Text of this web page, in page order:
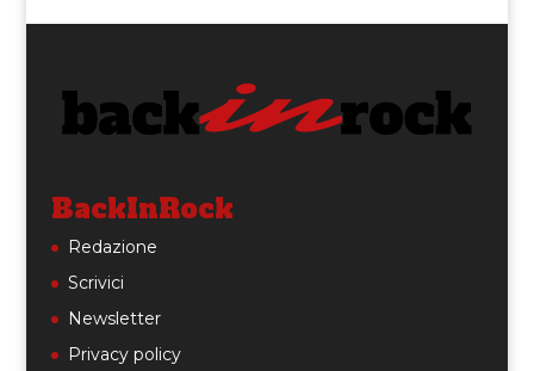
BackInRock
Redazione
Scrivici
Newsletter
Privacy policy